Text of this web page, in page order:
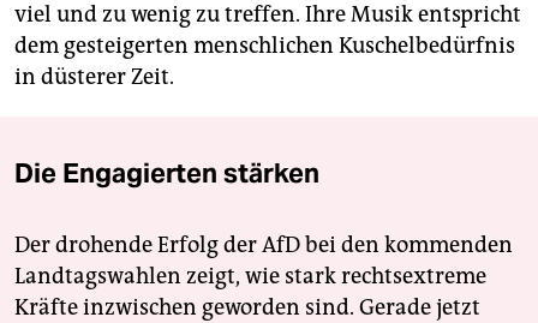
viel und zu wenig zu treffen. Ihre Musik entspricht
dem gesteigerten menschlichen Kuschelbedürfnis
in düsterer Zeit.
Die Engagierten stärken
Der drohende Erfolg der AfD bei den kommenden
Landtagswahlen zeigt, wie stark rechtsextreme
Kräfte inzwischen geworden sind. Gerade jetzt